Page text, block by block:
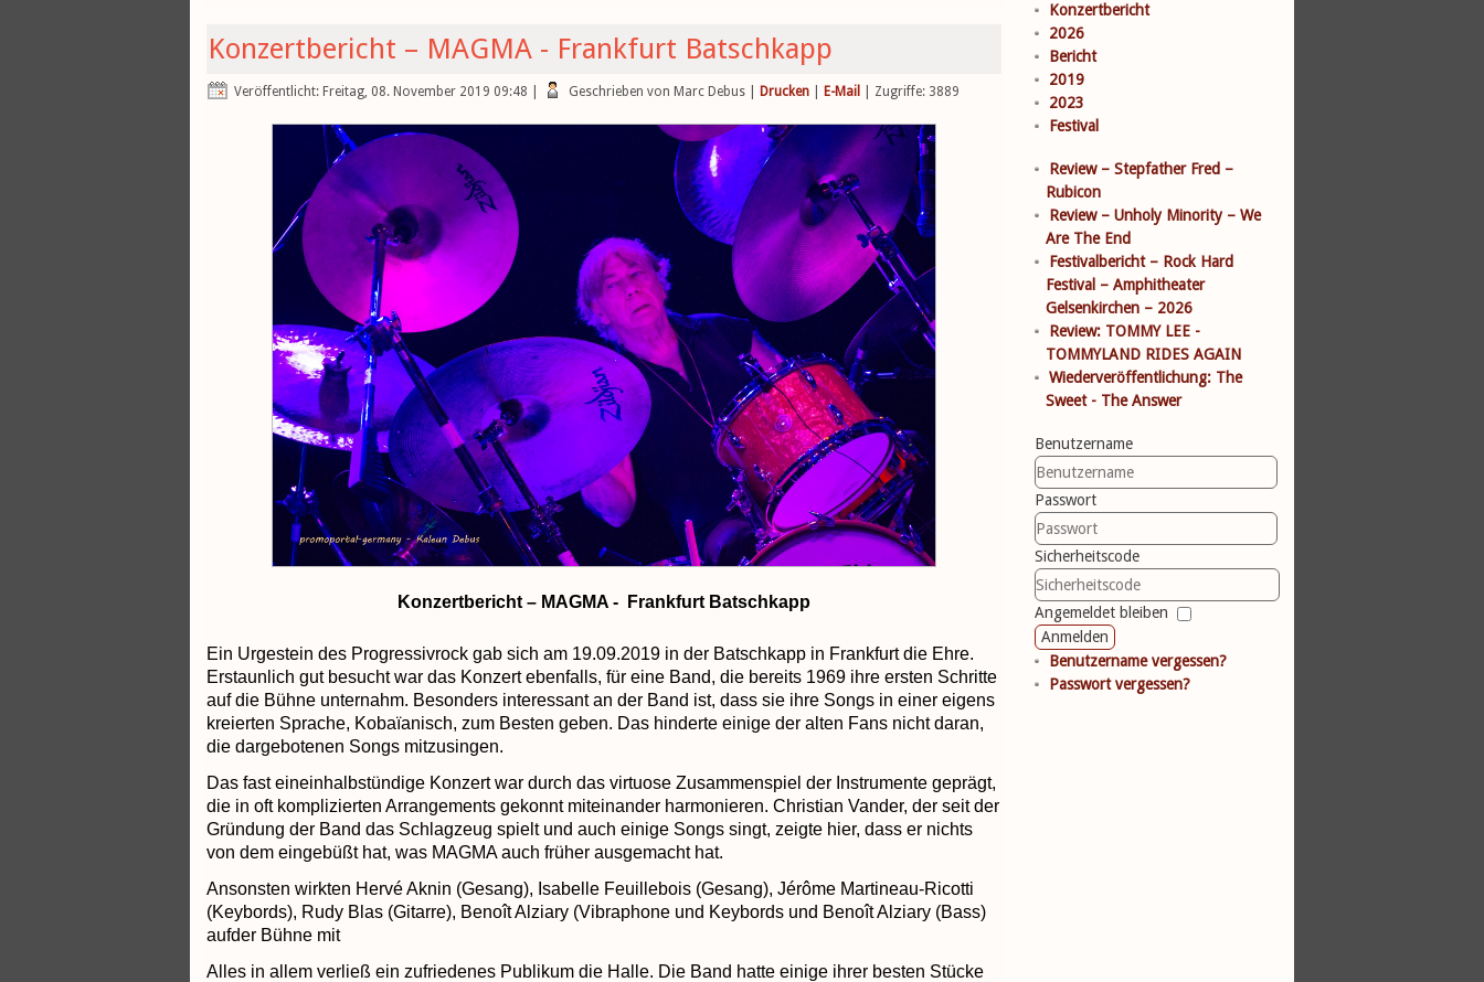
Konzertbericht – MAGMA - Frankfurt Batschkapp
Veröffentlicht: Freitag, 08. November 2019 09:48 Geschrieben von Marc Debus Drucken E-Mail | Zugriffe: 3889
Konzertbericht – MAGMA - Frankfurt Batschkapp
Ein Urgestein des Progressivrock gab sich am 19.09.2019 in der Batschkapp in Frankfurt die Ehre.
Erstaunlich gut besucht war das Konzert ebenfalls, für eine Band, die bereits 1969 ihre ersten Schritte
auf die Bühne unternahm. Besonders interessant an der Band ist, dass sie ihre Songs in einer eigens
kreierten Sprache, Kobaïanisch, zum Besten geben. Das hinderte einige der alten Fans nicht daran,
die dargebotenen Songs mitzusingen.
Das fast eineinhalbstündige Konzert war durch das virtuose Zusammenspiel der Instrumente geprägt,
die in oft komplizierten Arrangements gekonnt miteinander harmonieren. Christian Vander, der seit der
Gründung der Band das Schlagzeug spielt und auch einige Songs singt, zeigte hier, dass er nichts
von dem eingebüßt hat, was MAGMA auch früher ausgemacht hat.
Ansonsten wirkten Hervé Aknin (Gesang), Isabelle Feuillebois (Gesang), Jérôme Martineau-Ricotti
(Keybords), Rudy Blas (Gitarre), Benoît Alziary (Vibraphone und Keybords und Benoît Alziary (Bass)
aufder Bühne mit
Alles in allem verließ ein zufriedenes Publikum die Halle. Die Band hatte einige ihrer besten Stücke
Konzertbericht
2026
Bericht
2019
2023
Festival
Review – Stepfather Fred –
Rubicon
Review – Unholy Minority – We
Are The End
Festivalbericht – Rock Hard
Festival – Amphitheater
Gelsenkirchen – 2026
Review: TOMMY LEE -
TOMMYLAND RIDES AGAIN
Wiederveröffentlichung: The
Sweet - The Answer
Benutzername
Passwort
Sicherheitscode
Angemeldet bleiben
Anmelden
Benutzername vergessen?
Passwort vergessen?